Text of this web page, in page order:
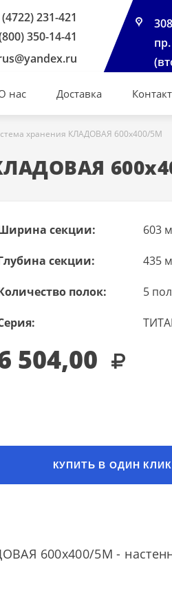
231-421
350-14-41
нас Доставка
хранения КЛАДОВАЯ 600х400/5М
секции: 603
секции: 435
полок: 5
504,00
КУПИТЬ В ОДИН КЛИК
600х400/5М -